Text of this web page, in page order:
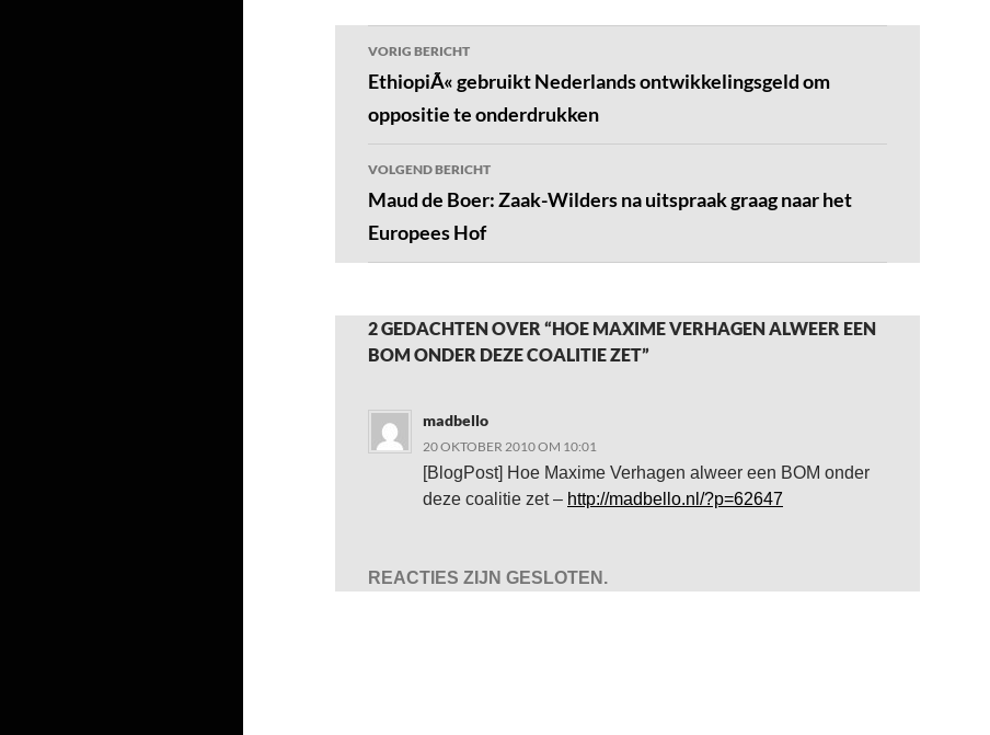
Bericht
navigatie
VORIG BERICHT
EthiopiÃ« gebruikt Nederlands ontwikkelingsgeld om
oppositie te onderdrukken
VOLGEND BERICHT
Maud de Boer: Zaak-Wilders na uitspraak graag naar het
Europees Hof
2 GEDACHTEN OVER “HOE MAXIME VERHAGEN ALWEER EEN
BOM ONDER DEZE COALITIE ZET”
madbello
20 OKTOBER 2010 OM 10:01
[BlogPost] Hoe Maxime Verhagen alweer een BOM onder
deze coalitie zet – http://madbello.nl/?p=62647
REACTIES ZIJN GESLOTEN.